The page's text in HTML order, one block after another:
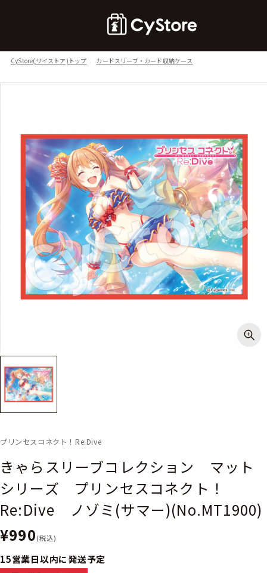
CyStore(サイストア)トップ カードスリーブ・カード収納ケース
プリンセスコネクト！Re:Dive
きゃらスリーブコレクション マット
シリーズ プリンセスコネクト！
Re:Dive ノゾミ(サマー)(No.MT1900)
¥990(税込)
15営業日以内に発送予定